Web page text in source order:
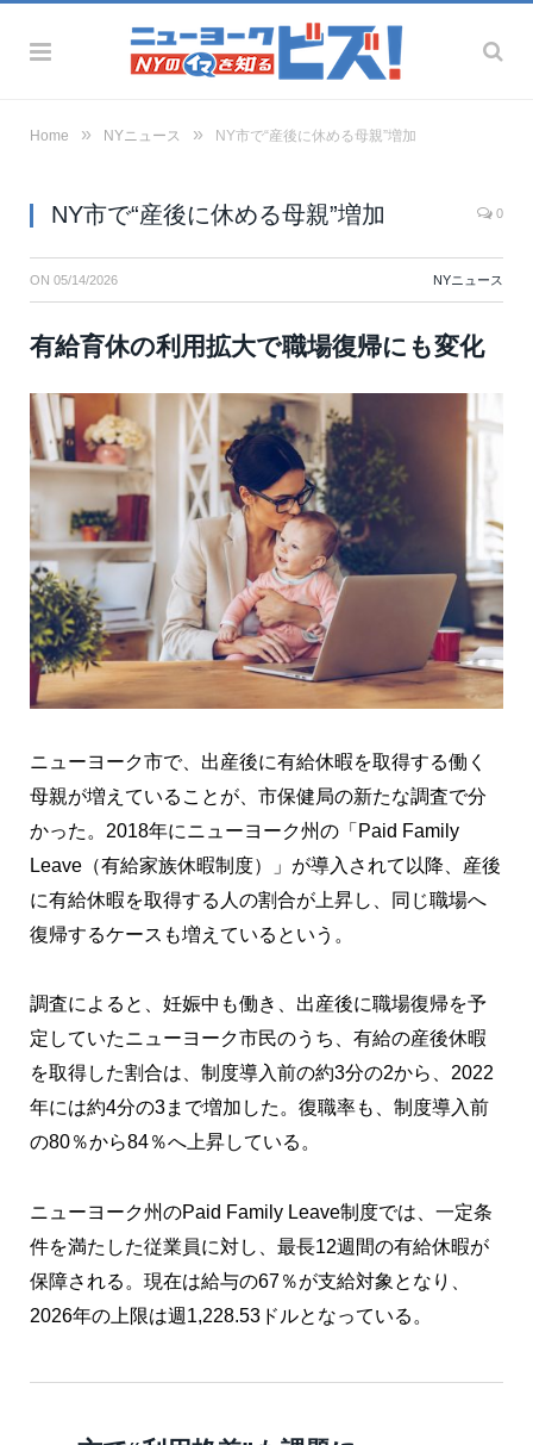
Home » NYニュース » NY市で“産後に休める母親”増加
NY市で“産後に休める母親”増加 0
ON 05/14/2026 NYニュース
有給育休の利用拡大で職場復帰にも変化
ニューヨーク市で、出産後に有給休暇を取得する働く
母親が増えていることが、市保健局の新たな調査で分
かった。2018年にニューヨーク州の「Paid Family
Leave（有給家族休暇制度）」が導入されて以降、産後
に有給休暇を取得する人の割合が上昇し、同じ職場へ
復帰するケースも増えているという。
調査によると、妊娠中も働き、出産後に職場復帰を予
定していたニューヨーク市民のうち、有給の産後休暇
を取得した割合は、制度導入前の約3分の2から、2022
年には約4分の3まで増加した。復職率も、制度導入前
の80％から84％へ上昇している。
ニューヨーク州のPaid Family Leave制度では、一定条
件を満たした従業員に対し、最長12週間の有給休暇が
保障される。現在は給与の67％が支給対象となり、
2026年の上限は週1,228.53ドルとなっている。